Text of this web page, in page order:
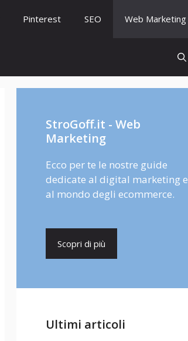
Pinterest SEO Web Marketing
StroGoff.it - Web
Marketing
Ecco per te le nostre guide
dedicate al digital marketing e
al mondo degli ecommerce.
Scopri di più
Ultimi articoli